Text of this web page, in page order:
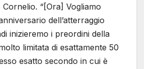
Cornelio. “[Ora] Vogliamo
dell’atterraggio
inizieremo i preordini della
limitata di esattamente 50
esatto secondo in cui è